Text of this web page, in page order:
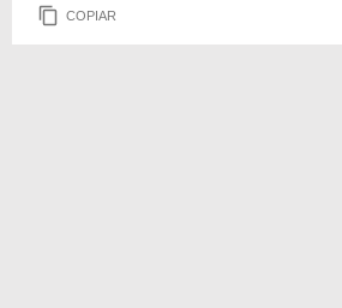
COPIAR